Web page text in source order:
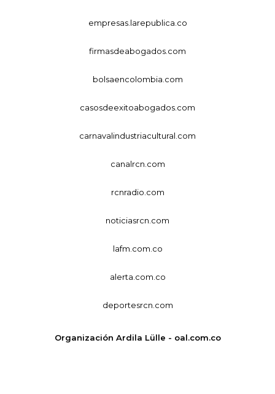
empresas.larepublica.co
firmasdeabogados.com
bolsaencolombia.com
casosdeexitoabogados.com
carnavalindustriacultural.com
canalrcn.com
rcnradio.com
noticiasrcn.com
lafm.com.co
alerta.com.co
deportesrcn.com
Organización Ardila Lülle - oal.com.co